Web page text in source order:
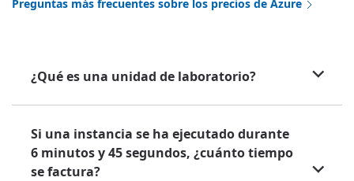
Preguntas más frecuentes sobre los precios de Azure
¿Qué es una unidad de laboratorio?
Si una instancia se ha ejecutado durante
6 minutos y 45 segundos, ¿cuánto tiempo
se factura?